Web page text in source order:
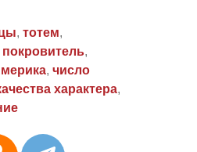
, тотем,
покровитель,
, число
характера,